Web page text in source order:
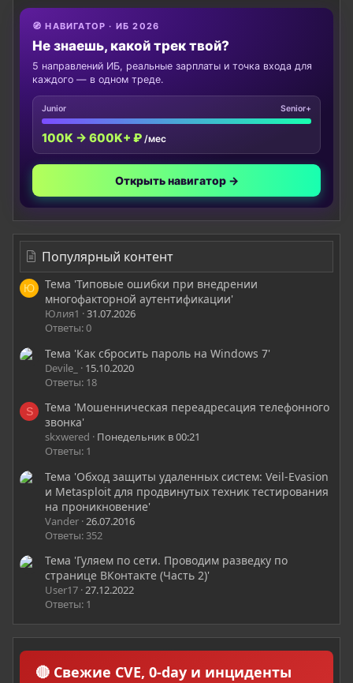
🧭 НАВИГАТОР · ИБ 2026
Не знаешь, какой трек твой?
5 направлений ИБ, реальные зарплаты и точка входа для
каждого — в одном треде.
Junior Senior+
100K → 600K+ ₽ /мес
Открыть навигатор →
Популярный контент
Ю
Тема 'Типовые ошибки при внедрении
многофакторной аутентификации'
Юлия1
31.07.2026
Ответы: 0
Тема 'Как сбросить пароль на Windows 7'
Devile_
15.10.2020
Ответы: 18
S
Тема 'Мошенническая переадресация телефонного
звонка'
skxwered
Понедельник в 00:21
Ответы: 1
Тема 'Обход защиты удаленных систем: Veil-Evasion
и Metasploit для продвинутых техник тестирования
на проникновение'
Vander 26.07.2016
Ответы: 352
Тема 'Гуляем по сети. Проводим разведку по
странице ВКонтакте (Часть 2)'
User17 27.12.2022
Ответы: 1
🔴 Свежие CVE, 0-day и инциденты